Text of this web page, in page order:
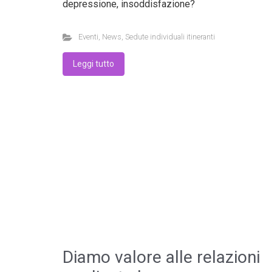
depressione, insoddisfazione?
Eventi News Sedute individuali itineranti
Leggi tutto
Diamo valore alle relazioni